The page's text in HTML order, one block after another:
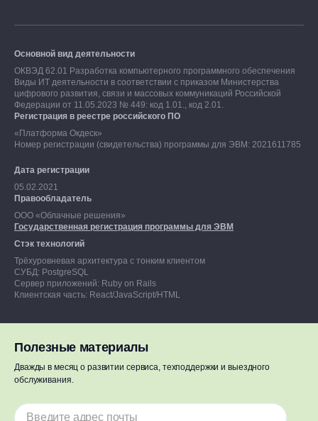
Полезные материалы
Дважды в месяц о развитии сервиса, техподдержки и выездного
обслуживания.
Основной вид деятельности
ОКВЭД 62.01 Разработка компьютерного программного обеспечения
Виды ИТ деятельности в соответствии с приказом Министерства
цифрового развития, связи и массовых коммуникаций Российской
Федерации от 11.05.2023 № 449: код 1.01., код 2.01.
Регистрация в реестре российского ПО
«Платформа Окдеск»
Номер регистрации (свидетельства) программы для ЭВМ: 2021611785
Дата регистрации
05.02.2021
Правообладатель
ООО «Облачные решения»
Государственная регистрация программы для ЭВМ
Стэк технологий
Трёхуровневая архитектура с тонким клиентом
СУБД: PostgreSQL
Сервер приложений: Ruby on Rails
Клиентская часть: React/JavaScript/HTML
Результаты СОУТ